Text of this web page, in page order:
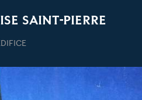
SAINT-PIERRE